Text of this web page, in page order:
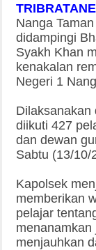
Nanga
didampingi
Syakh Khan
kenakalan
Negeri 1
Dilaksanakan
diikuti 427
dan dewan
Sabtu (13/10/
Kapolsek
memberikan
pelajar
menjauhkan